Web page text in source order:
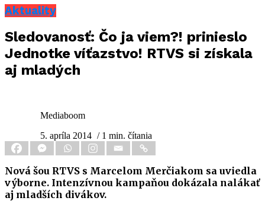
Aktuality
Sledovanosť: Čo ja viem?! prinieslo
Jednotke víťazstvo! RTVS si získala
aj mladých
Mediaboom
5. apríla 2014 / 1 min. čítania
Nová šou RTVS s Marcelom Merčiakom sa uviedla
výborne. Intenzívnou kampaňou dokázala nalákať
aj mladších divákov.